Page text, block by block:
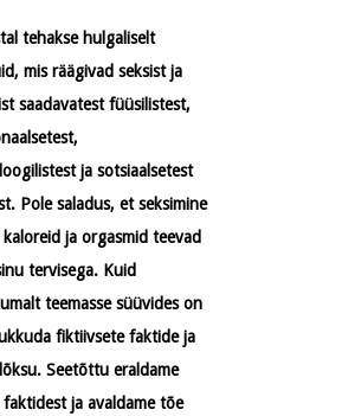
tehakse hulgaliselt
mis räägivad seksist ja
saadavatest füüsilistest,
ja sotsiaalsetest
Pole saladus, et seksimine
ja orgasmid teevad
tervisega. Kuid
teemasse süüvides on
fiktiivsete faktide ja
Seetõttu eraldame
ja avaldame tõe